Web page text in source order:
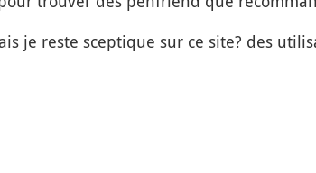
je reste sceptique sur ce site? des